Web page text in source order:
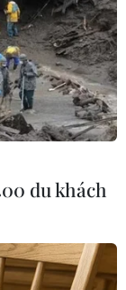
du khách